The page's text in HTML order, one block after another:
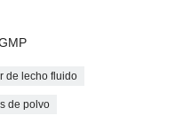
de lecho fluido
de polvo